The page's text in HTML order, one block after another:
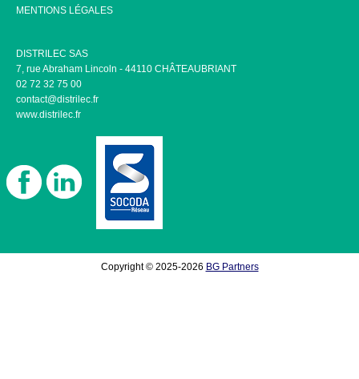
MENTIONS LÉGALES
DISTRILEC SAS
7, rue Abraham Lincoln - 44110 CHÂTEAUBRIANT
02 72 32 75 00
contact@distrilec.fr
www.distrilec.fr
Copyright © 2025-2026 BG Partners